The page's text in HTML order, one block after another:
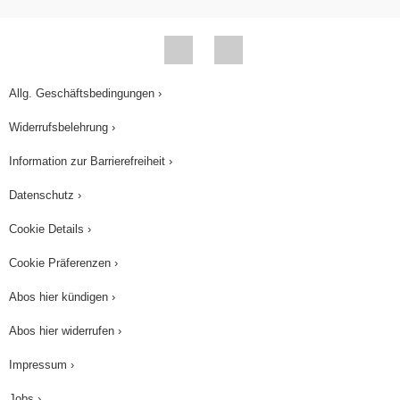
sein. Das sind meist unverdauliche
Kohlenhydrate, die im Magen-Darm-Trakt
uns eine gute Verdauung und Ausscheidung.
Ballaststoffe stecken besonders in
einen Mangel an Mikronährstoffen haben? Da
Vitamin C die Abwehrkräfte sowie Knochen und
Zahnfleischbluten oder sogar Zahnausfall führen.
Allg. Geschäftsbedingungen ›
Widerrufsbelehrung ›
Information zur Barrierefreiheit ›
Datenschutz ›
Cookie Details ›
Cookie Präferenzen ›
Abos hier kündigen ›
Abos hier widerrufen ›
Impressum ›